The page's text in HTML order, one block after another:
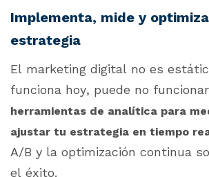
Implementa, mide y
estrategia
El marketing digital no es
funciona hoy, puede no
herramientas de analítica para
ajustar tu estrategia en tiempo
A/B y la optimización continua
el éxito.